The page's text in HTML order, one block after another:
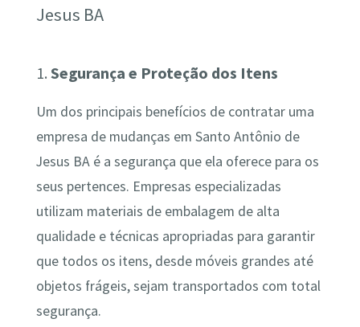
Jesus BA
1. Segurança e Proteção dos Itens
Um dos principais benefícios de contratar uma
empresa de mudanças em Santo Antônio de
Jesus BA é a segurança que ela oferece para os
seus pertences. Empresas especializadas
utilizam materiais de embalagem de alta
qualidade e técnicas apropriadas para garantir
que todos os itens, desde móveis grandes até
objetos frágeis, sejam transportados com total
segurança.